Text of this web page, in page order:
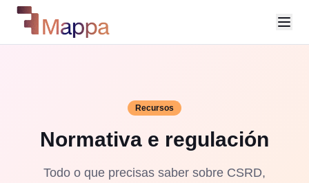
Recursos
Normativa e regulación
Todo o que precisas saber sobre CSRD,